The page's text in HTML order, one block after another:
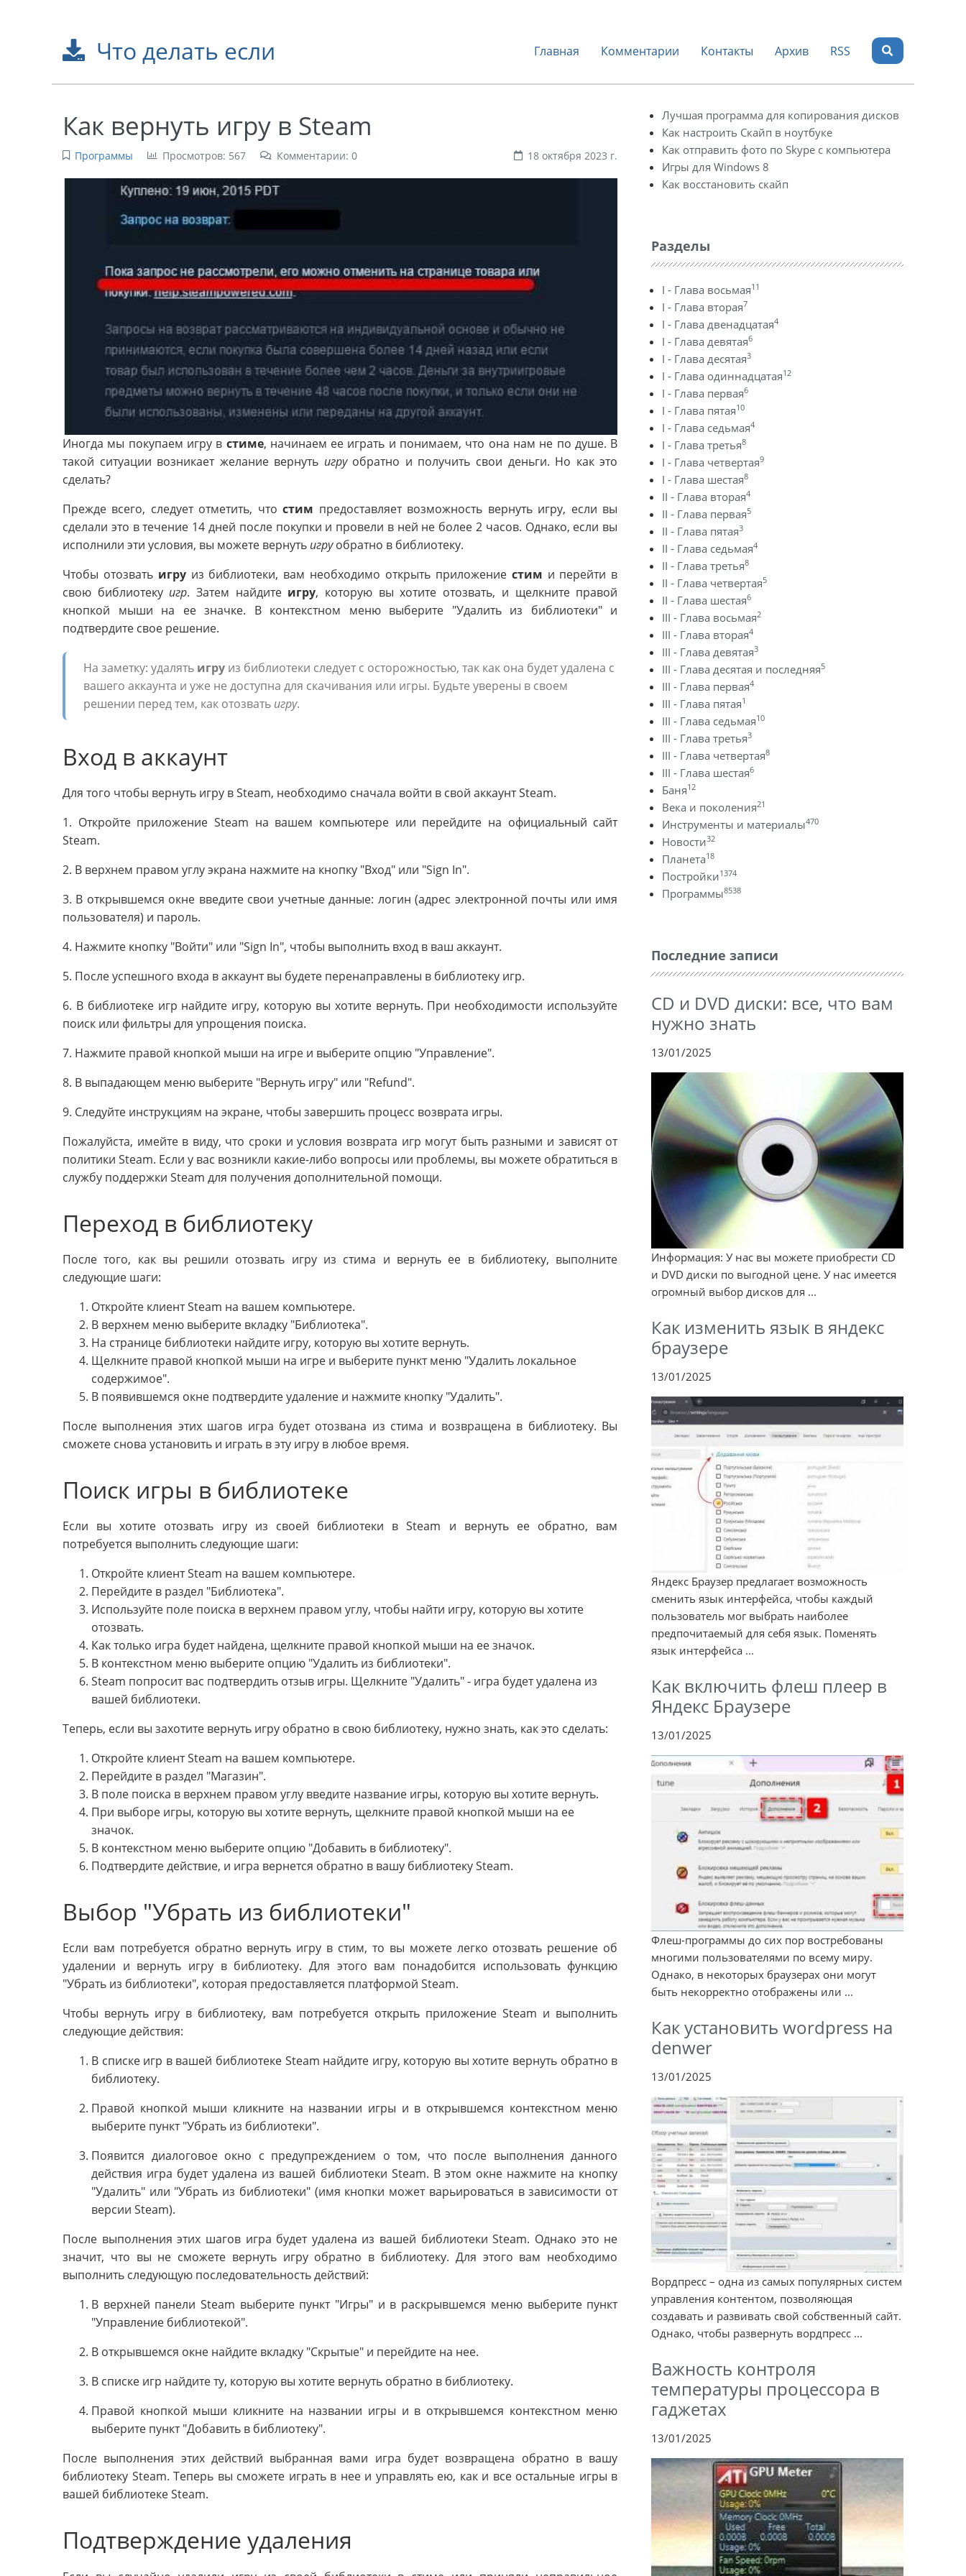
Что делать если Главная Комментарии Контакты Архив RSS
Как вернуть игру в Steam
Программы Просмотров: 567 Комментарии: 0 18 октября 2023 г.
Иногда мы покупаем игру в стиме, начинаем ее играть и понимаем, что она нам не по душе. В
такой ситуации возникает желание вернуть игруобратно и получить свои деньги. Но как это
сделать?
Прежде всего, следует отметить, чтостим предоставляет возможность вернуть игру, если вы
сделали это в течение 14 дней после покупки и провели в ней не более 2 часов. Однако, если вы
исполнили эти условия, вы можете вернуть игруобратно в библиотеку.
Чтобы отозвать игруиз библиотеки, вам необходимо открыть приложение стим и перейти в
свою библиотеку игр. Затем найдите игру, которую вы хотите отозвать, и щелкните правой
кнопкой мыши на ее значке. В контекстном меню выберите "Удалить из библиотеки" и
подтвердите свое решение.
На заметку: удалять игру из библиотеки следует с осторожностью, так как она будет удалена с
вашего аккаунта и уже не доступна для скачивания или игры. Будьте уверены в своем
решении перед тем, как отозвать игру.
Вход в аккаунт
Для того чтобы вернуть игру в Steam, необходимо сначала войти в свой аккаунт Steam.
1. Откройте приложение Steam на вашем компьютере или перейдите на официальный сайт
Steam.
2. В верхнем правом углу экрана нажмите на кнопку "Вход" или "Sign In".
3. В открывшемся окне введите свои учетные данные: логин (адрес электронной почты или имя
пользователя) и пароль.
4. Нажмите кнопку "Войти" или "Sign In", чтобы выполнить вход в ваш аккаунт.
5. После успешного входа в аккаунт вы будете перенаправлены в библиотеку игр.
6. В библиотеке игр найдите игру, которую вы хотите вернуть. При необходимости используйте
поиск или фильтры для упрощения поиска.
7. Нажмите правой кнопкой мыши на игре и выберите опцию "Управление".
8. В выпадающем меню выберите "Вернуть игру" или "Refund".
9. Следуйте инструкциям на экране, чтобы завершить процесс возврата игры.
Пожалуйста, имейте в виду, что сроки и условия возврата игр могут быть разными и зависят от
политики Steam. Если у вас возникли какие-либо вопросы или проблемы, вы можете обратиться в
службу поддержки Steam для получения дополнительной помощи.
Переход в библиотеку
После того, как вы решили отозвать игру из стима и вернуть ее в библиотеку, выполните
следующие шаги:
Откройте клиент Steam на вашем компьютере.
В верхнем меню выберите вкладку "Библиотека".
На странице библиотеки найдите игру, которую вы хотите вернуть.
Щелкните правой кнопкой мыши на игре и выберите пункт меню "Удалить локальное
содержимое".
В появившемся окне подтвердите удаление и нажмите кнопку "Удалить".
После выполнения этих шагов игра будет отозвана из стима и возвращена в библиотеку. Вы
сможете снова установить и играть в эту игру в любое время.
Поиск игры в библиотеке
Если вы хотите отозвать игру из своей библиотеки в Steam и вернуть ее обратно, вам
потребуется выполнить следующие шаги:
Откройте клиент Steam на вашем компьютере.
Перейдите в раздел "Библиотека".
Используйте поле поиска в верхнем правом углу, чтобы найти игру, которую вы хотите
отозвать.
Как только игра будет найдена, щелкните правой кнопкой мыши на ее значок.
В контекстном меню выберите опцию "Удалить из библиотеки".
Steam попросит вас подтвердить отзыв игры. Щелкните "Удалить" - игра будет удалена из
вашей библиотеки.
Теперь, если вы захотите вернуть игру обратно в свою библиотеку, нужно знать, как это сделать:
Откройте клиент Steam на вашем компьютере.
Перейдите в раздел "Магазин".
В поле поиска в верхнем правом углу введите название игры, которую вы хотите вернуть.
При выборе игры, которую вы хотите вернуть, щелкните правой кнопкой мыши на ее
значок.
В контекстном меню выберите опцию "Добавить в библиотеку".
Подтвердите действие, и игра вернется обратно в вашу библиотеку Steam.
Выбор "Убрать из библиотеки"
Если вам потребуется обратно вернуть игру в стим, то вы можете легко отозвать решение об
удалении и вернуть игру в библиотеку. Для этого вам понадобится использовать функцию
"Убрать из библиотеки", которая предоставляется платформой Steam.
Чтобы вернуть игру в библиотеку, вам потребуется открыть приложение Steam и выполнить
следующие действия:
В списке игр в вашей библиотеке Steam найдите игру, которую вы хотите вернуть обратно в
библиотеку.
Правой кнопкой мыши кликните на названии игры и в открывшемся контекстном меню
выберите пункт "Убрать из библиотеки".
Появится диалоговое окно с предупреждением о том, что после выполнения данного
действия игра будет удалена из вашей библиотеки Steam. В этом окне нажмите на кнопку
"Удалить" или "Убрать из библиотеки" (имя кнопки может варьироваться в зависимости от
версии Steam).
После выполнения этих шагов игра будет удалена из вашей библиотеки Steam. Однако это не
значит, что вы не сможете вернуть игру обратно в библиотеку. Для этого вам необходимо
выполнить следующую последовательность действий:
В верхней панели Steam выберите пункт "Игры" и в раскрывшемся меню выберите пункт
"Управление библиотекой".
В открывшемся окне найдите вкладку "Скрытые" и перейдите на нее.
В списке игр найдите ту, которую вы хотите вернуть обратно в библиотеку.
Правой кнопкой мыши кликните на названии игры и в открывшемся контекстном меню
выберите пункт "Добавить в библиотеку".
После выполнения этих действий выбранная вами игра будет возвращена обратно в вашу
библиотеку Steam. Теперь вы сможете играть в нее и управлять ею, как и все остальные игры в
вашей библиотеке Steam.
Подтверждение удаления
Лучшая программа для копирования дисков
Как настроить Скайп в ноутбуке
Как отправить фото по Skype с компьютера
Игры для Windows 8
Как восстановить скайп
Разделы
I - Глава восьмая11
I - Глава вторая7
I - Глава двенадцатая4
I - Глава девятая6
I - Глава десятая3
I - Глава одиннадцатая12
I - Глава первая6
I - Глава пятая10
I - Глава седьмая4
I - Глава третья8
I - Глава четвертая9
I - Глава шестая8
II - Глава вторая4
II - Глава первая5
II - Глава пятая3
II - Глава седьмая4
II - Глава третья8
II - Глава четвертая5
II - Глава шестая6
III - Глава восьмая2
III - Глава вторая4
III - Глава девятая3
III - Глава десятая и последняя5
III - Глава первая4
III - Глава пятая1
III - Глава седьмая10
III - Глава третья3
III - Глава четвертая8
III - Глава шестая6
Баня12
Века и поколения21
Инструменты и материалы470
Новости32
Планета18
Постройки1374
Программы8538
Последние записи
CD и DVD диски: все, что вам
нужно знать
13/01/2025
Информация: У нас вы можете приобрести CD
и DVD диски по выгодной цене. У нас имеется
огромный выбор дисков для ...
Как изменить язык в яндекс
браузере
13/01/2025
Яндекс Браузер предлагает возможность
сменить язык интерфейса, чтобы каждый
пользователь мог выбрать наиболее
предпочитаемый для себя язык. Поменять
язык интерфейса ...
Как включить флеш плеер в
Яндекс Браузере
13/01/2025
Флеш-программы до сих пор востребованы
многими пользователями по всему миру.
Однако, в некоторых браузерах они могут
быть некорректно отображены или ...
Как установить wordpress на
denwer
13/01/2025
Вордпресс – одна из самых популярных систем
управления контентом, позволяющая
создавать и развивать свой собственный сайт.
Однако, чтобы развернуть вордпресс ...
Важность контроля
температуры процессора в
гаджетах
13/01/2025